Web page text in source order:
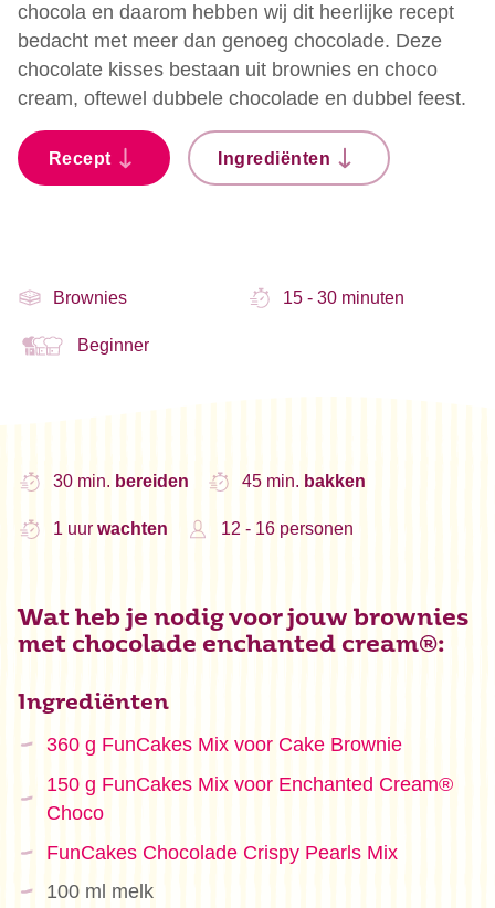
chocola en daarom hebben wij dit heerlijke recept
bedacht met meer dan genoeg chocolade. Deze
chocolate kisses bestaan uit brownies en choco
cream, oftewel dubbele chocolade en dubbel feest.
Recept Ingrediënten
Brownies 15 - 30 minuten
Beginner
30 min. bereiden 45 min. bakken
1 uur wachten 12 - 16 personen
Wat heb je nodig voor jouw brownies
met chocolade enchanted cream®:
Ingrediënten
360 g FunCakes Mix voor Cake Brownie
150 g FunCakes Mix voor Enchanted Cream®
Choco
FunCakes Chocolade Crispy Pearls Mix
100 ml melk